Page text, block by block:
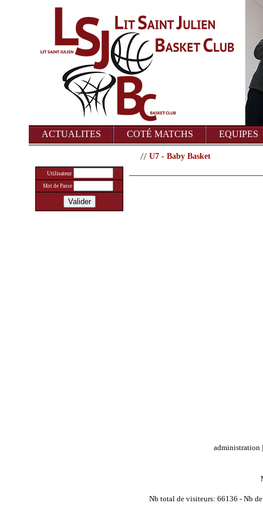
ACTUALITES COTÉ MATCHS EQUIPES
Utilisateur
Mot de Passe
U7 - Baby Basket
administration
Nb total de visiteurs: 66136 - Nb